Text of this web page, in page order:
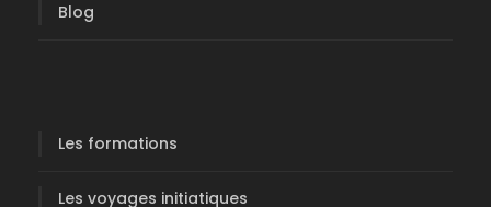
Blog
Les formations
Les voyages initiatiques